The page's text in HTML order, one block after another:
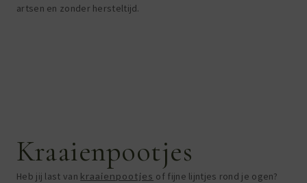
artsen en zonder hersteltijd.
Kraaienpootjes
Heb jij last van kraaienpootjes of fijne lijntjes rond je ogen?